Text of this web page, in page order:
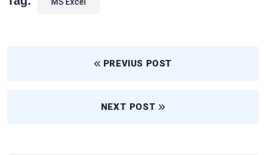
PREVIUS POST
NEXT POST